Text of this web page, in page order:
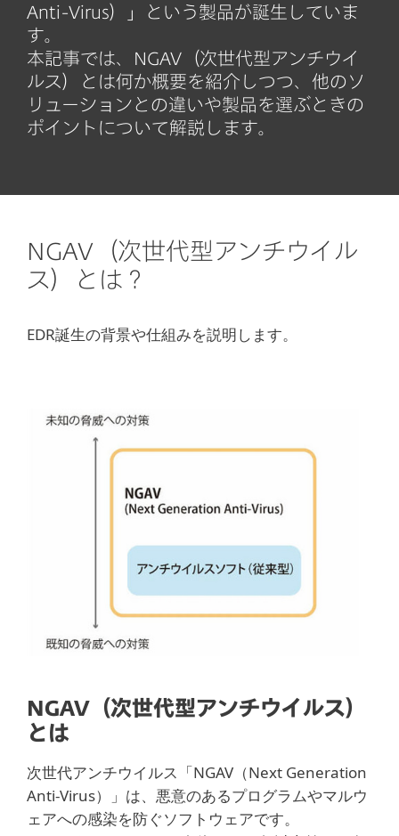
Anti-Virus）」という製品が誕生していま
す。
本記事では、NGAV（次世代型アンチウイ
ルス）とは何か概要を紹介しつつ、他のソ
リューションとの違いや製品を選ぶときの
ポイントについて解説します。
NGAV（次世代型アンチウイル
ス）とは？
EDR誕生の背景や仕組みを説明します。
NGAV（次世代型アンチウイルス）
とは
次世代アンチウイルス「NGAV（Next Generation
Anti-Virus）」は、悪意のあるプログラムやマルウ
ェアへの感染を防ぐソフトウェアです。